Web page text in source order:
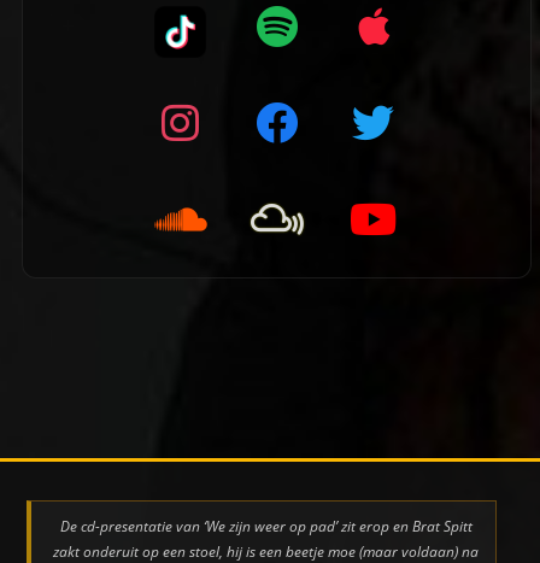
De cd-presentatie van ‘We zijn weer op pad’ zit erop en Brat Spitt
zakt onderuit op een stoel, hij is een beetje moe (maar voldaan) na